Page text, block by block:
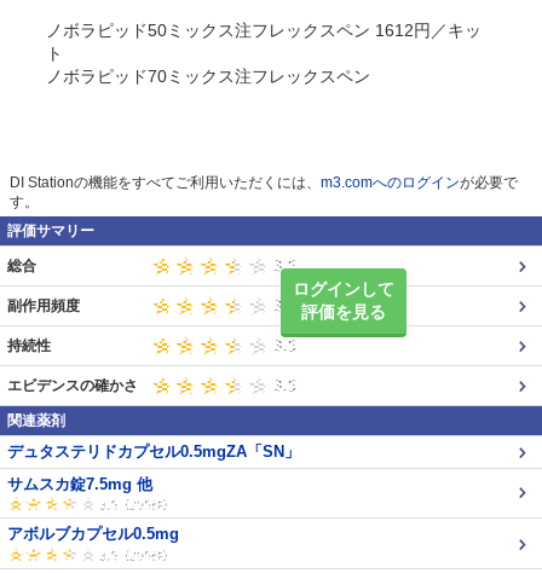
ノボラピッド50ミックス注フレックスペン 1612円／キッ
ト
ノボラピッド70ミックス注フレックスペン
DI Stationの機能をすべてご利用いただくには、 m3.comへのログインが必要で
す。
評価サマリー
ログインして
評価を見る
総合
副作用頻度
持続性
エビデンスの確かさ
関連薬剤
デュタステリドカプセル0.5mgZA「SN」
サムスカ錠7.5mg 他
アボルブカプセル0.5mg